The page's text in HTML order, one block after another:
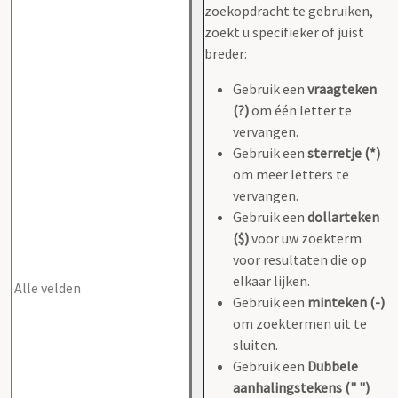
zoekopdracht te gebruiken,
zoekt u specifieker of juist
breder:
Gebruik een vraagteken
(?)om één letter te
vervangen.
Gebruik een sterretje (*)
om meer letters te
vervangen.
Gebruik een dollarteken
($)voor uw zoekterm
voor resultaten die op
elkaar lijken.
Gebruik een minteken (-)
om zoektermen uit te
sluiten.
Gebruik een Dubbele
aanhalingstekens (" ")